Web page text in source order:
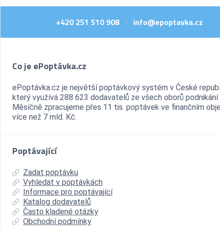
+420 251 510 908 info@epoptavka.cz
Co je ePoptávka.cz
ePoptávka.cz je největší poptávkový systém v České
který využívá 288 623 dodavatelů ze všech oborů podnikání.
Měsíčně zpracujeme přes 11 tis. poptávek ve finančním
více než 7 mld. Kč.
Poptávající
Zadat poptávku
Vyhledat v poptávkách
Informace pro poptávající
Katalog dodavatelů
Často kladené otázky
Obchodní podmínky